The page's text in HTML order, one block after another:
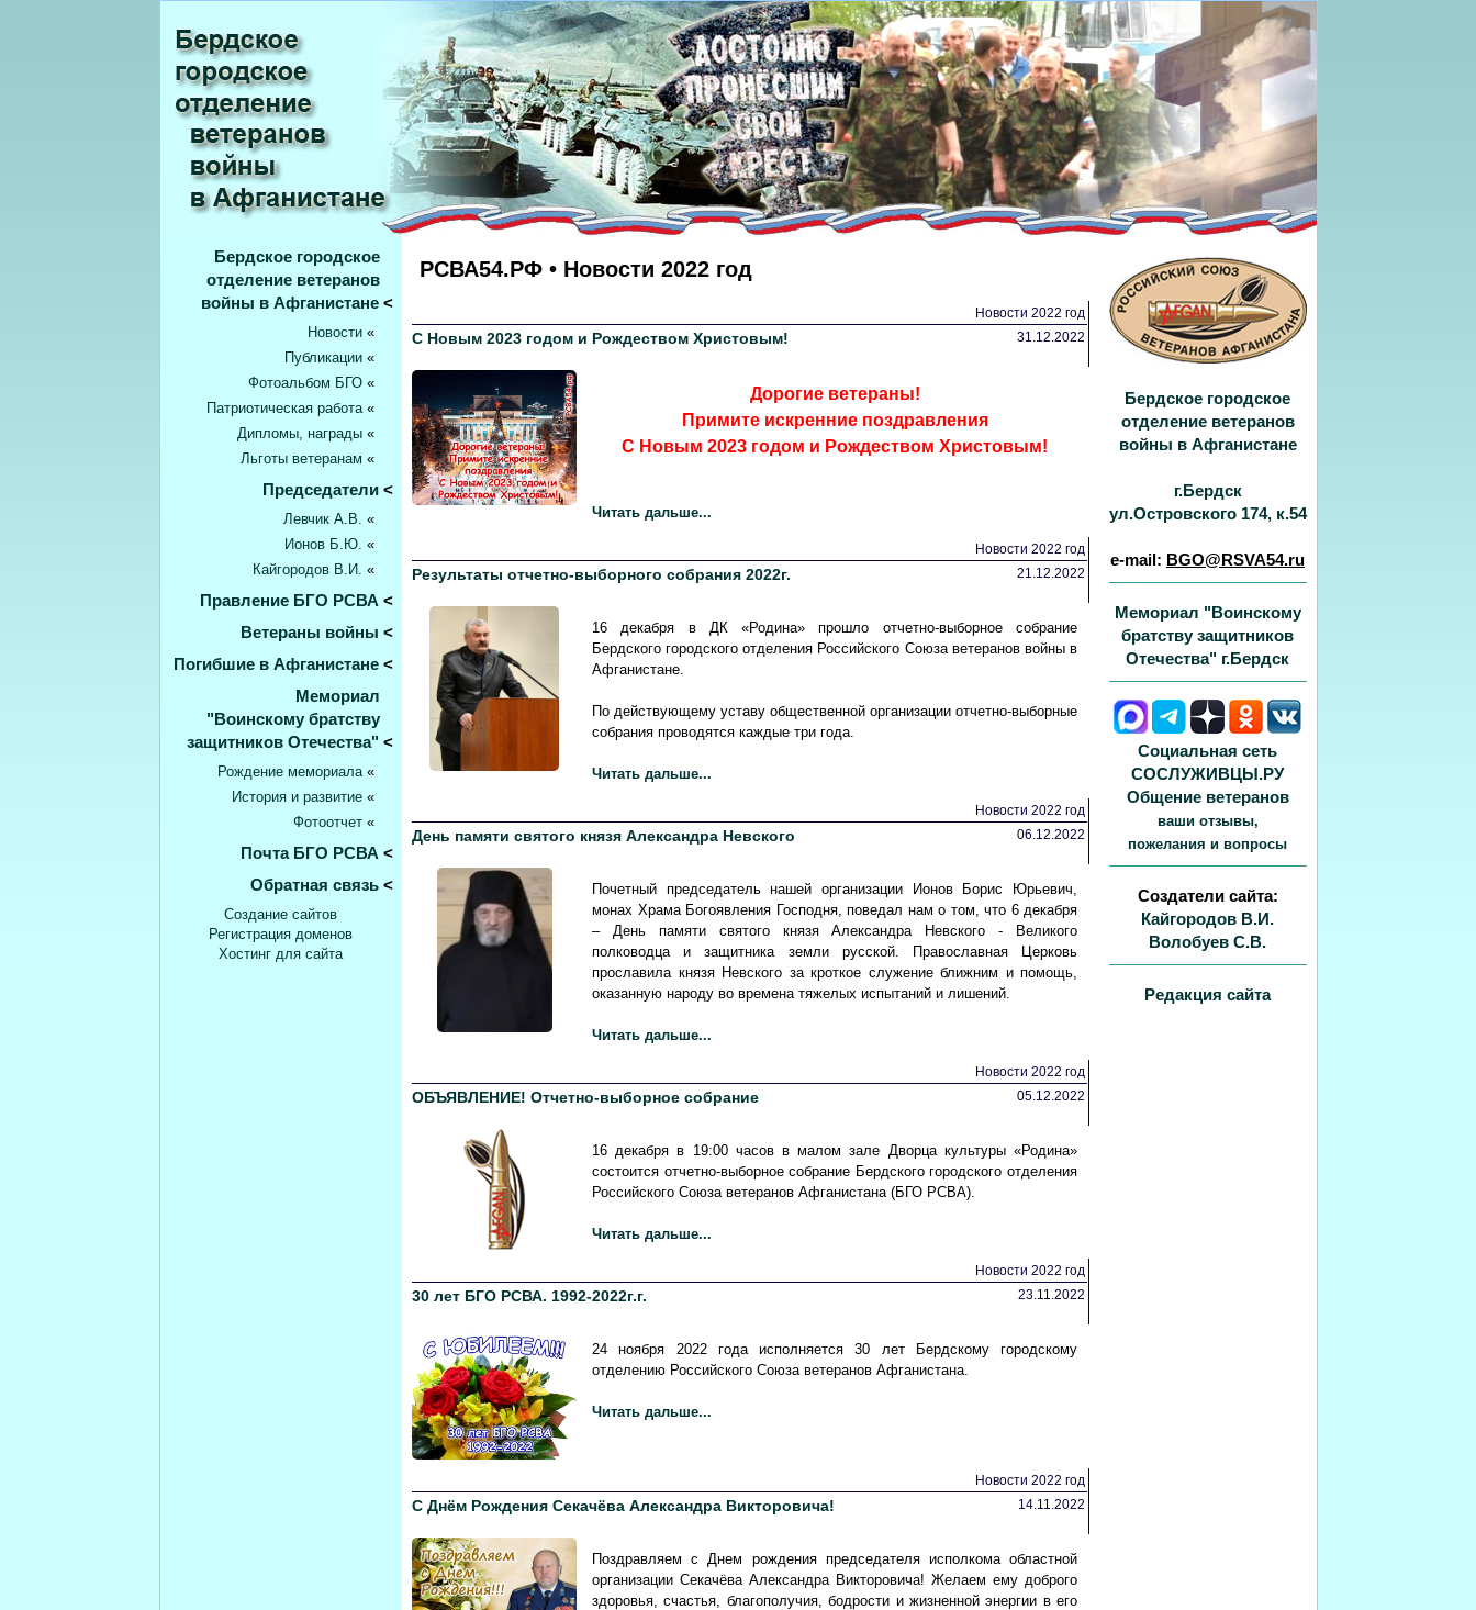
Бердское городское
отделение ветеранов
войны в Афганистане<
Новости«
Публикации«
Фотоальбом БГО«
Патриотическая работа«
Дипломы, награды«
Льготы ветеранам «
Председатели<
Левчик А.В. «
Ионов Б.Ю. «
Кайгородов В.И. «
Правление БГО РСВА <
Ветераны войны <
Погибшие в Афганистане<
Мемориал
"Воинскому братству
защитников Отечества" <
Рождение мемориала«
История и развитие«
Фотоотчет«
Почта БГО РСВА <
Обратная связь<
Создание сайтов
Регистрация доменов
Хостинг для сайта
РСВА54.РФ • Новости 2022 год
Новости 2022 год
С Новым 2023 годом и Рождеством Христовым! 31.12.2022
Дорогие ветераны!
Примите искренние поздравления
С Новым 2023 годом и Рождеством Христовым!
Читать дальше...
Новости 2022 год
Результаты отчетно-выборного собрания 2022г. 21.12.2022
16 декабря в ДК «Родина» прошло отчетно-выборное собрание
Бердского городского отделения Российского Союза ветеранов войны в
Афганистане.
По действующему уставу общественной организации отчетно-выборные
собрания проводятся каждые три года.
Читать дальше...
Новости 2022 год
День памяти святого князя Александра Невского 06.12.2022
Почетный председатель нашей организации Ионов Борис Юрьевич,
монах Храма Богоявления Господня, поведал нам о том, что 6 декабря
– День памяти святого князя Александра Невского - Великого
полководца и защитника земли русской. Православная Церковь
прославила князя Невского за кроткое служение ближним и помощь,
оказанную народу во времена тяжелых испытаний и лишений.
Читать дальше...
Новости 2022 год
ОБЪЯВЛЕНИЕ! Отчетно-выборное собрание 05.12.2022
16 декабря в 19:00 часов в малом зале Дворца культуры «Родина»
состоится отчетно-выборное собрание Бердского городского отделения
Российского Союза ветеранов Афганистана (БГО РСВА).
Читать дальше...
Новости 2022 год
30 лет БГО РСВА. 1992-2022г.г. 23.11.2022
24 ноября 2022 года исполняется 30 лет Бердскому городскому
отделению Российского Союза ветеранов Афганистана.
Читать дальше...
Новости 2022 год
С Днём Рождения Секачёва Александра Викторовича! 14.11.2022
Поздравляем с Днем рождения председателя исполкома областной
организации Секачёва Александра Викторовича! Желаем ему доброго
здоровья, счастья, благополучия, бодрости и жизненной энергии в его
Бердское городское
отделение ветеранов
войны в Афганистане
г.Бердск
ул.Островского 174, к.54
e-mail: BGO@RSVA54.ru
Мемориал "Воинскому
братству защитников
Отечества" г.Бердск
Социальная сеть
СОСЛУЖИВЦЫ.РУ
Общение ветеранов
ваши отзывы,
пожелания и вопросы
Создатели сайта:
Кайгородов В.И.
Волобуев С.В.
Редакция сайта